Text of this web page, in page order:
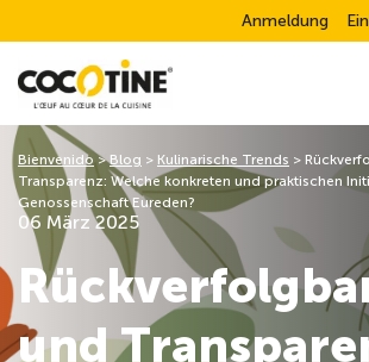
Anmeldung
06 März 2025
und
Bienvenido >Blog > Kulinarische Trends >
Transparenz: Welche konkreten und praktischen
Genossenschaft Eureden?